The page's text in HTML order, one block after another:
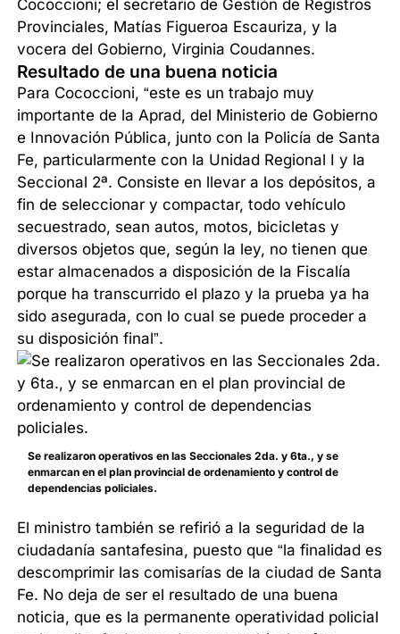
Cococcioni; el secretario de Gestión de Registros
Provinciales, Matías Figueroa Escauriza, y la
vocera del Gobierno, Virginia Coudannes.
Resultado de una buena noticia
Para Cococcioni, “este es un trabajo muy
importante de la Aprad, del Ministerio de Gobierno
e Innovación Pública, junto con la Policía de Santa
Fe, particularmente con la Unidad Regional I y la
Seccional 2ª. Consiste en llevar a los depósitos, a
fin de seleccionar y compactar, todo vehículo
secuestrado, sean autos, motos, bicicletas y
diversos objetos que, según la ley, no tienen que
estar almacenados a disposición de la Fiscalía
porque ha transcurrido el plazo y la prueba ya ha
sido asegurada, con lo cual se puede proceder a
su disposición final”.
Se realizaron operativos en las Seccionales 2da. y 6ta., y se
enmarcan en el plan provincial de ordenamiento y control de
dependencias policiales.
El ministro también se refirió a la seguridad de la
ciudadanía santafesina, puesto que “la finalidad es
descomprimir las comisarías de la ciudad de Santa
Fe. No deja de ser el resultado de una buena
noticia, que es la permanente operatividad policial